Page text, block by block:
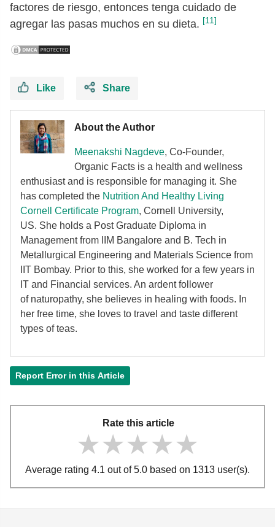
factores de riesgo, entonces tenga cuidado de
agregar las pasas muchos en su dieta. [11]
Like Share
About the Author
Meenakshi Nagdeve, Co-Founder,
Organic Facts is a health and wellness
enthusiast and is responsible for managing it. She
has completed the Nutrition And Healthy Living
Cornell Certificate Program, Cornell University,
US. She holds a Post Graduate Diploma in
Management from IIM Bangalore and B. Tech in
Metallurgical Engineering and Materials Science from
IIT Bombay. Prior to this, she worked for a few years in
IT and Financial services. An ardent follower
of naturopathy, she believes in healing with foods. In
her free time, she loves to travel and taste different
types of teas.
Report Error in this Article
Rate this article
★★★★★
★★★★★
★★★★★
Average rating 4.1 out of 5.0 based on 1313 user(s).